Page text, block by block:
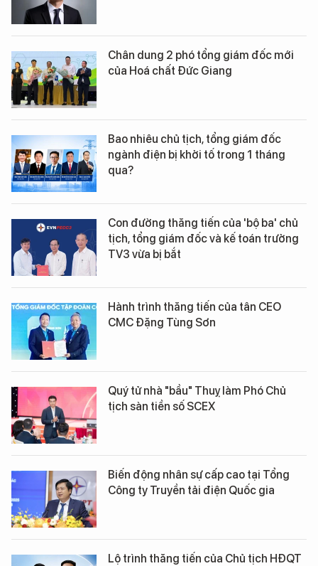
Chân dung 2 phó tổng giám đốc mới
của Hoá chất Đức Giang
Bao nhiêu chủ tịch, tổng giám đốc
ngành điện bị khởi tố trong 1 tháng
qua?
Con đường thăng tiến của 'bộ ba' chủ
tịch, tổng giám đốc và kế toán trưởng
TV3 vừa bị bắt
Hành trình thăng tiến của tân CEO
CMC Đặng Tùng Sơn
Quý tử nhà "bầu" Thuỵ làm Phó Chủ
tịch sàn tiền số SCEX
Biến động nhân sự cấp cao tại Tổng
Công ty Truyền tải điện Quốc gia
Lộ trình thăng tiến của Chủ tịch HĐQT